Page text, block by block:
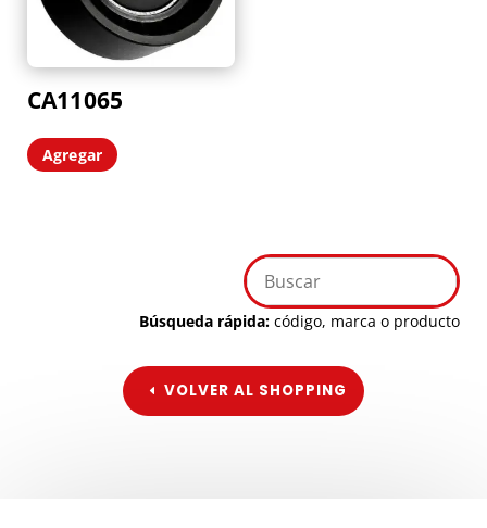
CA11065
Agregar
Búsqueda rápida: código, marca o producto
VOLVER AL SHOPPING